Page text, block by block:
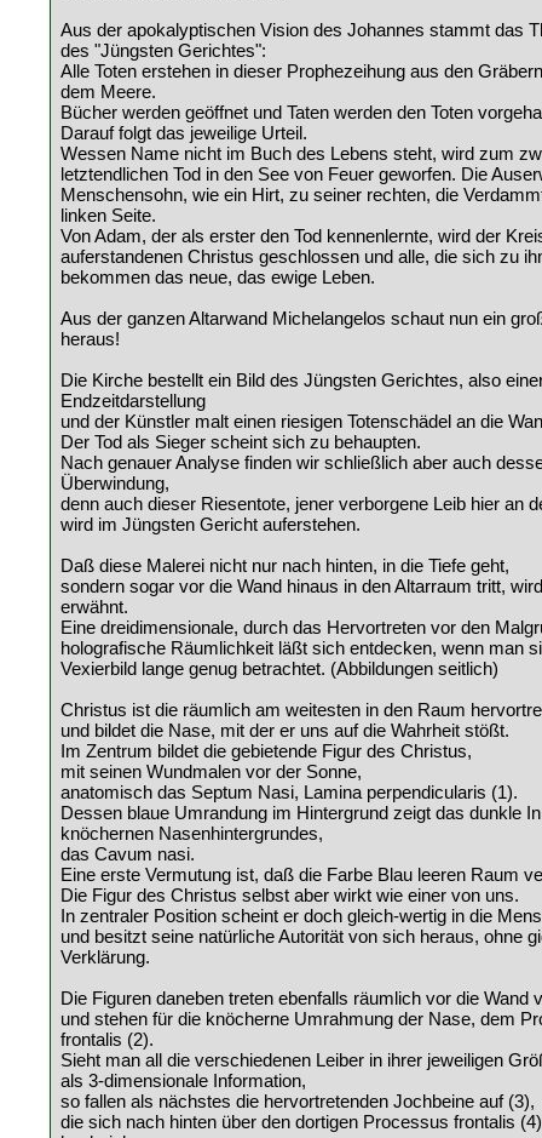
Aus der apokalyptischen Vision des Johannes stammt das
des "Jüngsten Gerichtes":
Alle Toten erstehen in dieser Prophezeihung aus den
dem Meere.
Bücher werden geöffnet und Taten werden den Toten
Darauf folgt das jeweilige Urteil.
Wessen Name nicht im Buch des Lebens steht, wird zum
letztendlichen Tod in den See von Feuer geworfen. Die
Menschensohn, wie ein Hirt, zu seiner rechten, die
linken Seite.
Von Adam, der als erster den Tod kennenlernte, wird der
auferstandenen Christus geschlossen und alle, die sich zu
bekommen das neue, das ewige Leben.
Aus der ganzen Altarwand Michelangelos schaut nun ein
heraus!
Die Kirche bestellt ein Bild des Jüngsten Gerichtes, also
Endzeitdarstellung
und der Künstler malt einen riesigen Totenschädel an die
Der Tod als Sieger scheint sich zu behaupten.
Nach genauer Analyse finden wir schließlich aber auch
Überwindung,
denn auch dieser Riesentote, jener verborgene Leib hier an
wird im Jüngsten Gericht auferstehen.
Daß diese Malerei nicht nur nach hinten, in die Tiefe geht,
sondern sogar vor die Wand hinaus in den Altarraum tritt,
erwähnt.
Eine dreidimensionale, durch das Hervortreten vor den
holografische Räumlichkeit läßt sich entdecken, wenn man
Vexierbild lange genug betrachtet. (Abbildungen seitlich)
Christus ist die räumlich am weitesten in den Raum
und bildet die Nase, mit der er uns auf die Wahrheit stößt.
Im Zentrum bildet die gebietende Figur des Christus,
mit seinen Wundmalen vor der Sonne,
anatomisch das Septum Nasi, Lamina perpendicularis (1).
Dessen blaue Umrandung im Hintergrund zeigt das dunkle
knöchernen Nasenhintergrundes,
das Cavum nasi.
Eine erste Vermutung ist, daß die Farbe Blau leeren Raum
Die Figur des Christus selbst aber wirkt wie einer von uns.
In zentraler Position scheint er doch gleich-wertig in die
und besitzt seine natürliche Autorität von sich heraus, ohne
Verklärung.
Die Figuren daneben treten ebenfalls räumlich vor die Wand
und stehen für die knöcherne Umrahmung der Nase, dem
frontalis (2).
Sieht man all die verschiedenen Leiber in ihrer jeweiligen
als 3-dimensionale Information,
so fallen als nächstes die hervortretenden Jochbeine auf (3),
die sich nach hinten über den dortigen Processus frontalis